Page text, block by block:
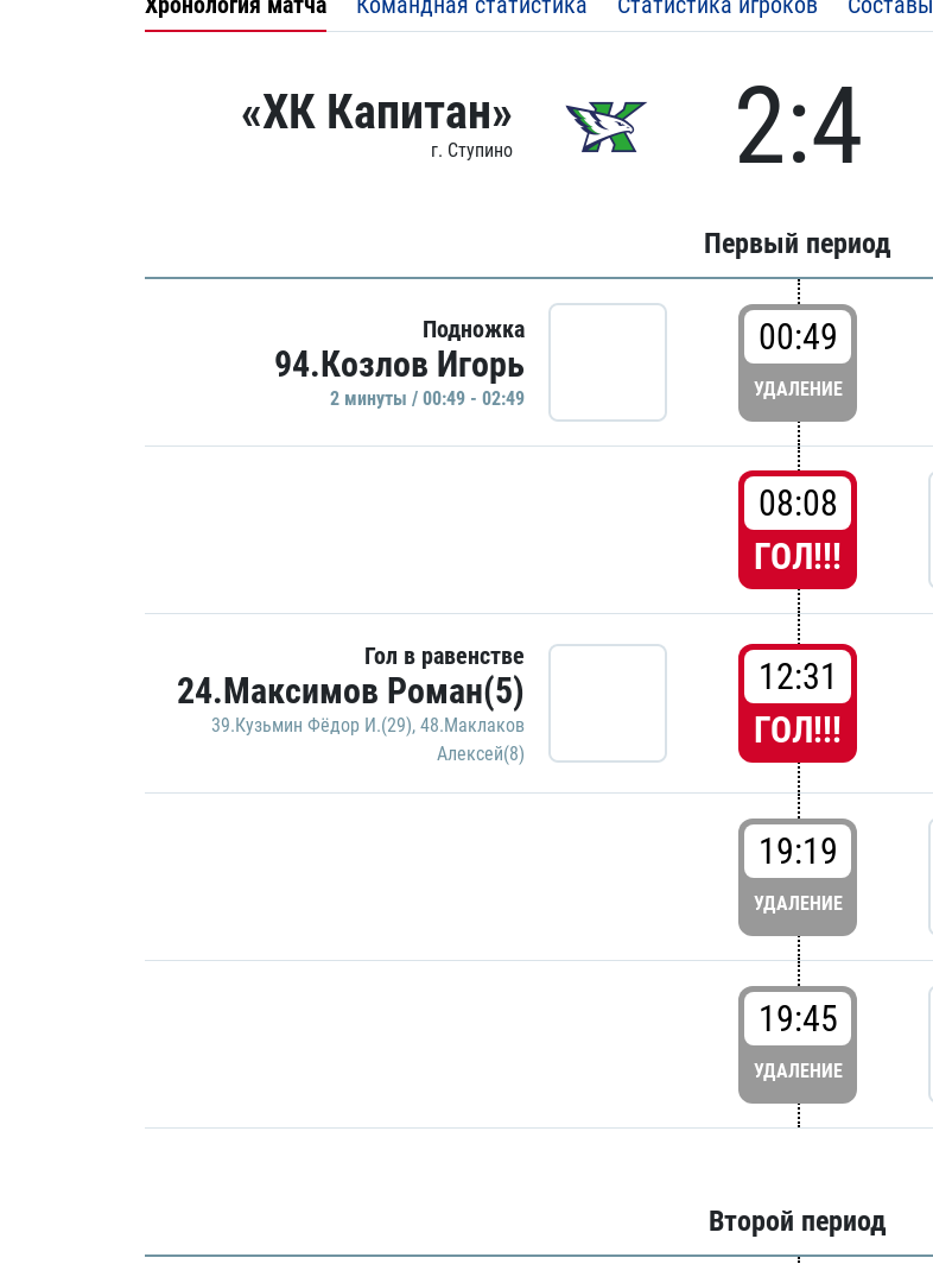
«ХК Капитан»
г. Ступино 2:4
Первый период
Подножка
94.Козлов Игорь
2 минуты / 00:49 - 02:49
00:49
УДАЛЕНИЕ
08:08
ГОЛ!!!
Гол в равенстве
24.Максимов Роман(5)
39.Кузьмин Фёдор И.(29), 48.Маклаков
Алексей(8)
12:31
ГОЛ!!!
19:19
УДАЛЕНИЕ
19:45
УДАЛЕНИЕ
Второй период